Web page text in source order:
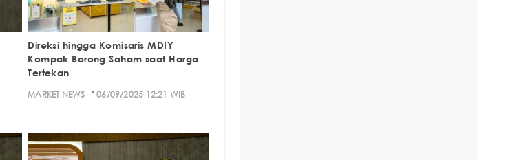
Direksi hingga Komisaris MDIY
Kompak Borong Saham saat Harga
Tertekan
MARKET NEWS · 06/09/2025 12:21 WIB